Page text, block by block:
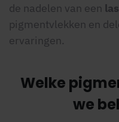
de nadelen van een
pigmentvlekken en
ervaringen.
Welke
we